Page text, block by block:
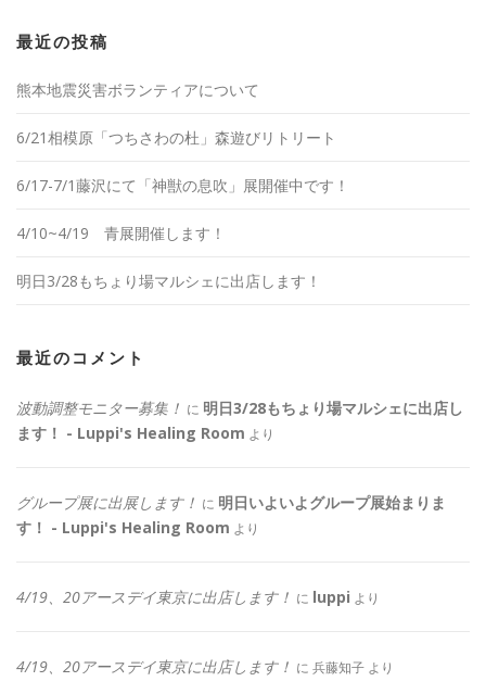
最近の投稿
熊本地震災害ボランティアについて
6/21相模原「つちさわの杜」森遊びリトリート
6/17-7/1藤沢にて「神獣の息吹」展開催中です！
4/10~4/19 青展開催します！
明日3/28もちょり場マルシェに出店します！
最近のコメント
波動調整モニター募集！ に 明日3/28もちょり場マルシェに出店し
ます！ - Luppi's Healing Room より
グループ展に出展します！ に 明日いよいよグループ展始まりま
す！ - Luppi's Healing Room より
4/19、20アースデイ東京に出店します！ に luppi より
4/19、20アースデイ東京に出店します！ に 兵藤知子 より